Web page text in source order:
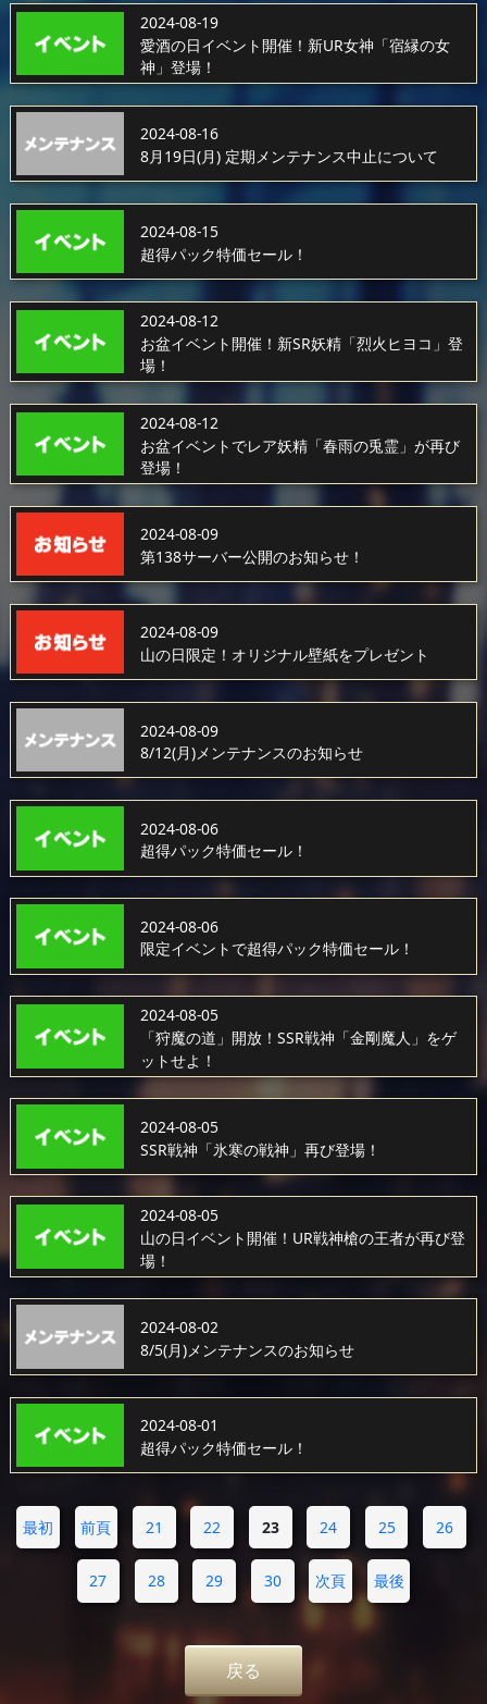
2024-08-19
愛酒の日イベント開催！新UR女神「宿縁の女
神」登場！
2024-08-16
8月19日(月) 定期メンテナンス中止について
2024-08-15
超得パック特価セール！
2024-08-12
お盆イベント開催！新SR妖精「烈火ヒヨコ」登
場！
2024-08-12
お盆イベントでレア妖精「春雨の兎霊」が再び
登場！
2024-08-09
第138サーバー公開のお知らせ！
2024-08-09
山の日限定！オリジナル壁紙をプレゼント
2024-08-09
8/12(月)メンテナンスのお知らせ
2024-08-06
超得パック特価セール！
2024-08-06
限定イベントで超得パック特価セール！
2024-08-05
「狩魔の道」開放！SSR戦神「金剛魔人」をゲ
ットせよ！
2024-08-05
SSR戦神「氷寒の戦神」再び登場！
2024-08-05
山の日イベント開催！UR戦神槍の王者が再び登
場！
2024-08-02
8/5(月)メンテナンスのお知らせ
2024-08-01
超得パック特価セール！
最初 前頁 21 22 23 24 25 26
27 28 29 30 次頁 最後
戻る